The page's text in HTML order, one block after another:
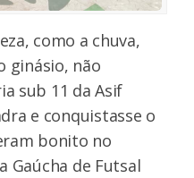
como a chuva,
ginásio, não
sub 11 da Asif
e conquistasse o
bonito no
Gaúcha de Futsal